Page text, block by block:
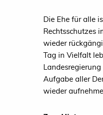
Die Ehe für alle
Rechtsschutzes
wieder
Tag in Vielfalt
Aufgabe aller
wieder